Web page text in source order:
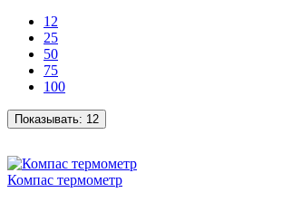
12
25
50
75
100
Показывать: 12
Компас термометр